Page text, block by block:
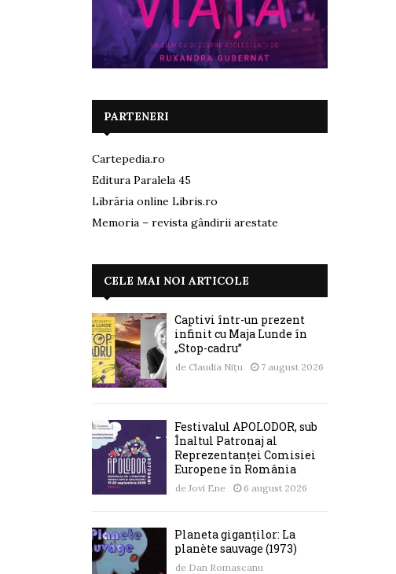
PARTENERI
Cartepedia.ro
Editura Paralela 45
Librăria online Libris.ro
Memoria – revista gândirii arestate
CELE MAI NOI ARTICOLE
Captivi într-un prezent
infinit cu Maja Lunde în
„Stop-cadru”
de Claudia Nițu 7 august 2026
Festivalul APOLODOR, sub
Înaltul Patronaj al
Reprezentanței Comisiei
Europene în România
de Jovi Ene 6 august 2026
Planeta giganților: La
planète sauvage (1973)
de Dan Romascanu